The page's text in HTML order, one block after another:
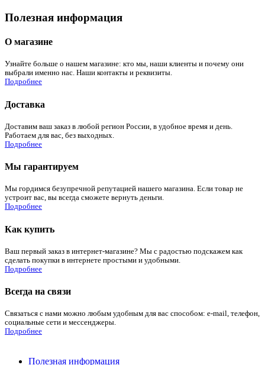
Полезная информация
О магазине
Узнайте больше о нашем магазине: кто мы, наши клиенты и почему они
выбрали именно нас. Наши контакты и реквизиты.
Подробнее
Доставка
Доставим ваш заказ в любой регион России, в удобное время и день.
Работаем для вас, без выходных.
Подробнее
Мы гарантируем
Мы гордимся безупречной репутацией нашего магазина. Если товар не
устроит вас, вы всегда сможете вернуть деньги.
Подробнее
Как купить
Ваш первый заказ в интернет-магазине? Мы с радостью подскажем как
сделать покупки в интернете простыми и удобными.
Подробнее
Всегда на связи
Связаться с нами можно любым удобным для вас способом: e-mail, телефон,
социальные сети и мессенджеры.
Подробнее
Полезная информация